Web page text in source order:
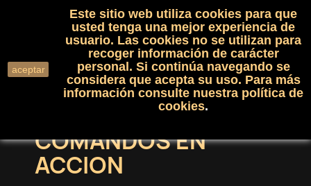
shopping_cart(0)

search
COMANDOS EN
ACCION
aceptar
Este sitio web utiliza cookies para que
usted tenga una mejor experiencia de
usuario. Las cookies no se utilizan para
recoger información de carácter
personal. Si continúa navegando se
considera que acepta su uso. Para más
información consulte nuestra política de
cookies.